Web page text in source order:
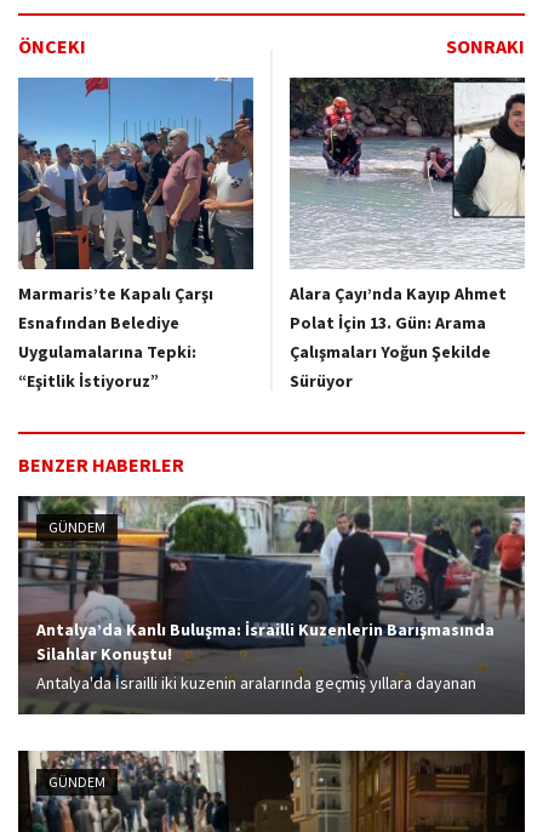
ÖNCEKI SONRAKI
Marmaris’te Kapalı Çarşı
Esnafından Belediye
Uygulamalarına Tepki:
“Eşitlik İstiyoruz”
Alara Çayı’nda Kayıp Ahmet
Polat İçin 13. Gün: Arama
Çalışmaları Yoğun Şekilde
Sürüyor
BENZER HABERLER
GÜNDEM
Antalya’da Kanlı Buluşma: İsrailli Kuzenlerin Barışmasında
Silahlar Konuştu!
Antalya'da İsrailli iki kuzenin aralarında geçmiş yıllara dayanan
husumet bulunduğu öne sürüldü. Barıştırılmaya çalışılan kuzenlerin
detaylar...
GÜNDEM